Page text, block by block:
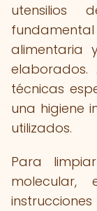
utensilios
alimentaria
técnicas
una higiene
utilizados.
Para
molecular,